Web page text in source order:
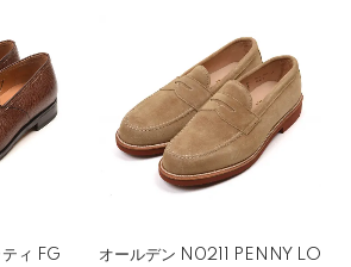
ィ FG
オールデン N0211 PENNY LO